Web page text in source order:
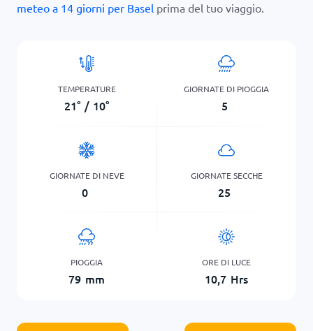
meteo a 14 giorni per Basel prima del tuo viaggio.
TEMPERATURE
21° / 10°
GIORNATE DI PIOGGIA
5
GIORNATE DI NEVE
0
GIORNATE SECCHE
25
PIOGGIA
79 mm
ORE DI LUCE
10,7 Hrs